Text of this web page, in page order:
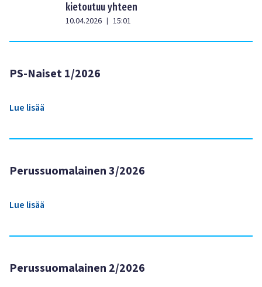
kietoutuu yhteen
10.04.2026 | 15:01
PS-Naiset 1/2026
Lue lisää
Perussuomalainen 3/2026
Lue lisää
Perussuomalainen 2/2026